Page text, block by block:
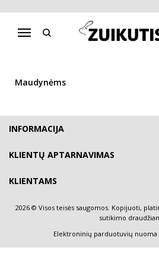
Navigacija
KITOS PREKĖS
Pagrindinis Maudynėms Kitos prekės
Maudynėms
INFORMACIJA
KLIENTŲ APTARNAVIMAS
KLIENTAMS
2026 © Visos teisės saugomos. Kopijuoti,
sutikimo
Elektroninių parduotuvių nuoma